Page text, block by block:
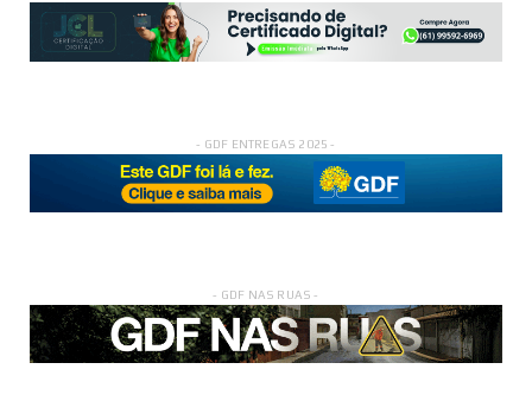
- GDF ENTREGAS 2025 -
- GDF NAS RUAS -